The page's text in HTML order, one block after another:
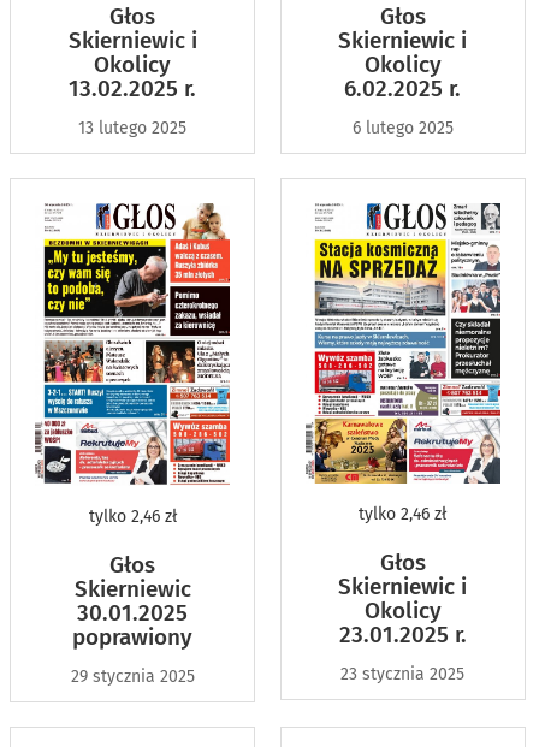
Głos
Skierniewic i
Okolicy
13.02.2025 r.
13 lutego 2025
Głos
Skierniewic i
Okolicy
6.02.2025 r.
6 lutego 2025
tylko2,46 zł
Głos
Skierniewic
30.01.2025
poprawiony
29 stycznia 2025
tylko 2,46 zł
Głos
Skierniewic i
Okolicy
23.01.2025 r.
23 stycznia 2025